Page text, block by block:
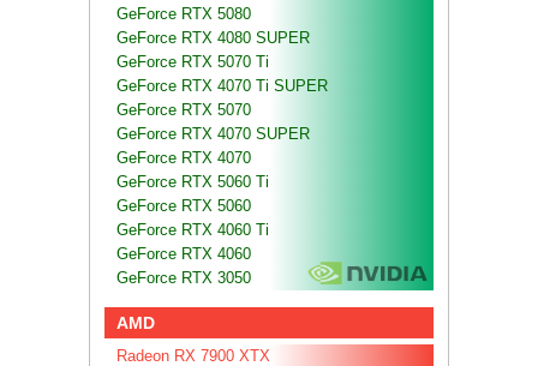
GeForce RTX 5080
GeForce RTX 4080 SUPER
GeForce RTX 5070 Ti
GeForce RTX 4070 Ti SUPER
GeForce RTX 5070
GeForce RTX 4070 SUPER
GeForce RTX 4070
GeForce RTX 5060 Ti
GeForce RTX 5060
GeForce RTX 4060 Ti
GeForce RTX 4060
GeForce RTX 3050
AMD
Radeon RX 7900 XTX